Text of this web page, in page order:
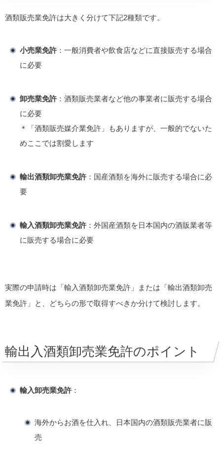
酒類販売業免許は大きく分けて下記2種類です。
小売業免許：一般消費者や飲食店などに直接販売する場合
に必要
卸売業免許：酒類販売業者など他の事業者に販売する場合
に必要
＊「酒類販売媒介業免許」もありますが、一般的でないた
めここでは割愛します
輸出酒類卸売業免許：国産酒類を海外に販売する場合に必
要
輸入酒類卸売業免許：外国産酒類を日本国内の酒販業者等
に販売する場合に必要
実際の申請時は「輸入酒類卸売業免許」または「輸出酒類卸売
業免許」と、どちらの形で取得すべきか分けて検討します。
輸出入酒類卸売業免許のポイント
輸入卸売業免許：
海外からお酒を仕入れ、日本国内の酒類販売業者に販
売